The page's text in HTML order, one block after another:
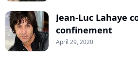
Jean-Luc Lahaye
confinement
April 29, 2020